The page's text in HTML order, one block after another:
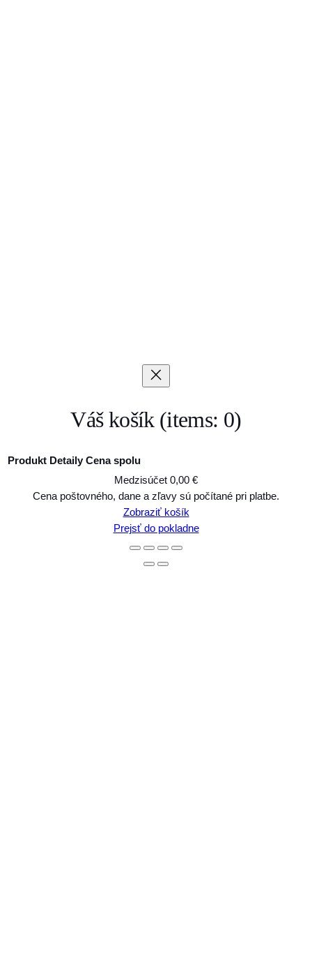
Váš košík (items: 0)
Produkty
Produkt Detaily Cena spolu
Medzisúčet 0,00 €
Cena poštovného, dane a zľavy sú počítané pri platbe.
Zobraziť košík
Prejsť do pokladne